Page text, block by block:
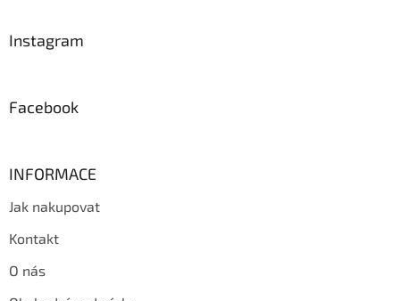
Instagram
Facebook
INFORMACE
Jak nakupovat
Kontakt
O nás